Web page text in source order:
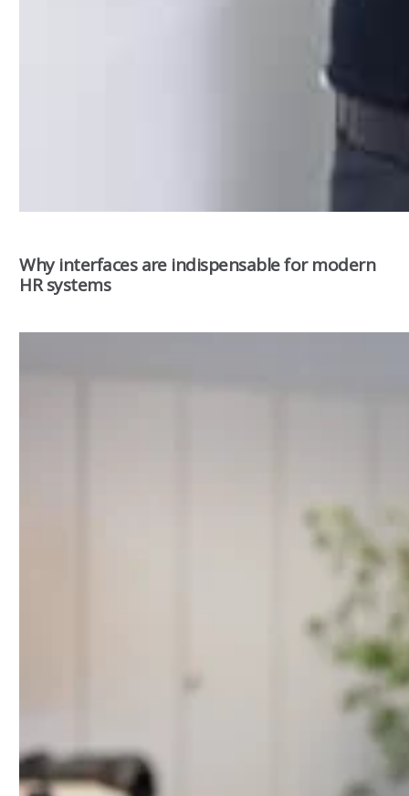
Why interfaces are indispensable for modern
HR systems